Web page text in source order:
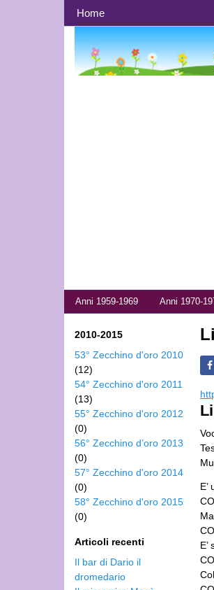
Home
Menù anni
Anni 1959-1969 Anni 1970-
E’
2010-2015
53° Zecchino d'oro 2010
(12)
54° Zecchino d'oro 2011
(13)
55° Zecchino d'oro 2012
(0)
56° Zecchino d’oro 2013
(0)
57° Zecchino d'oro 2014
(0)
58° Zecchino d'oro 2015
(0)
Articoli recenti
Il bar di Dario il
dromedario